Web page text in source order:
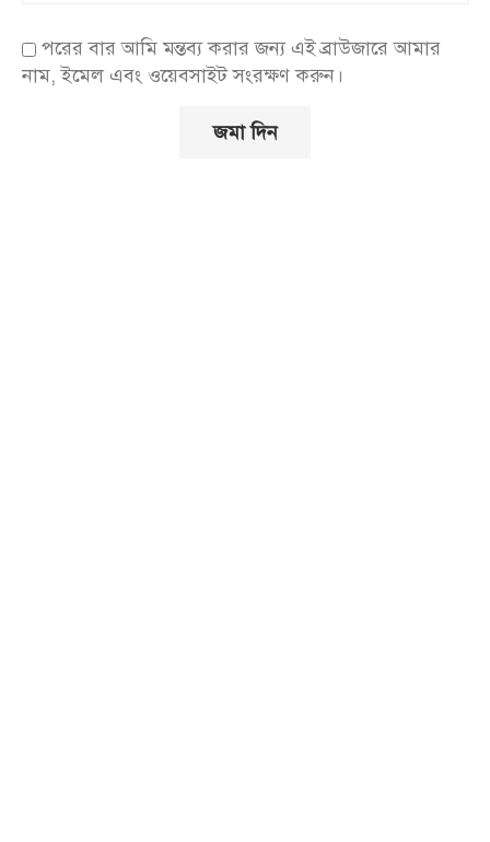
পরের বার আমি মন্তব্য করার জন্য এই ব্রাউজারে আমার
নাম, ইমেল এবং ওয়েবসাইট সংরক্ষণ করুন।